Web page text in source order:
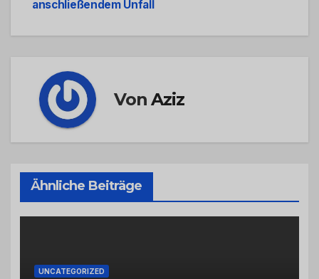
anschließendem Unfall
VonAziz
Ähnliche Beiträge
UNCATEGORIZED